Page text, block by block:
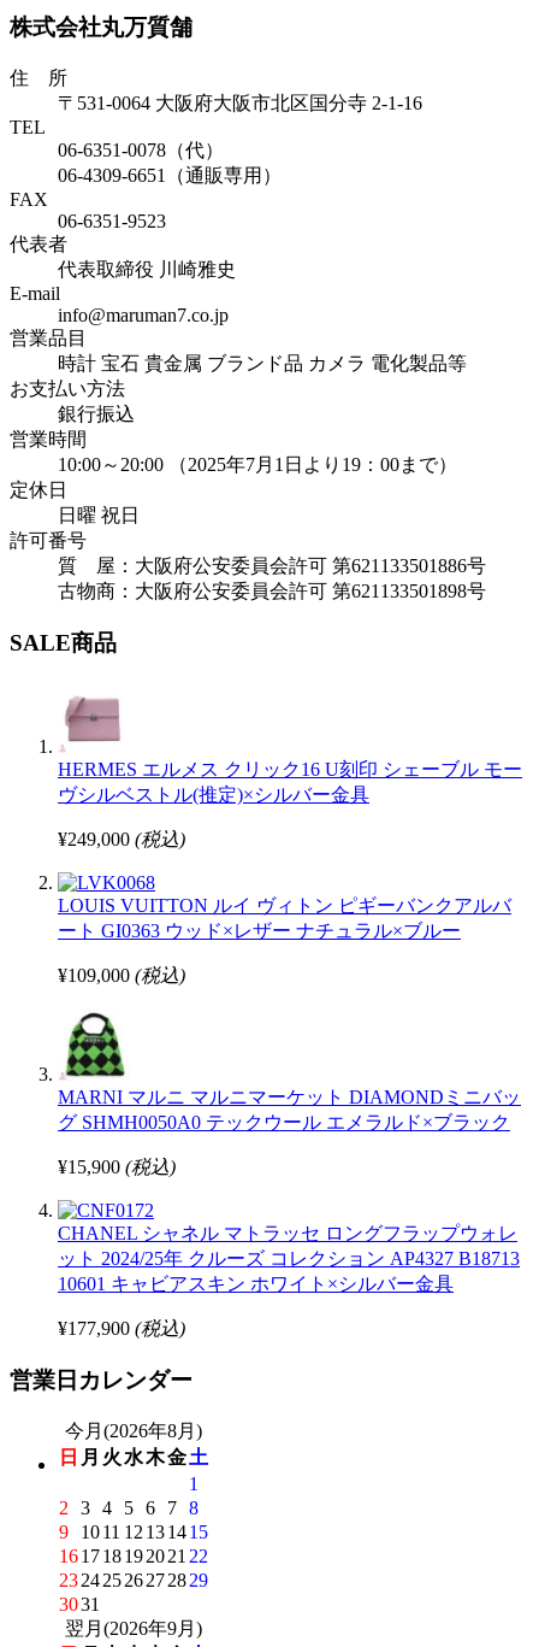
株式会社丸万質舗
住 所
〒531-0064 大阪府大阪市北区国分寺 2-1-16
TEL
06-6351-0078（代）
06-4309-6651（通販専用）
FAX
06-6351-9523
代表者
代表取締役 川崎雅史
E-mail
info@maruman7.co.jp
営業品目
時計 宝石 貴金属 ブランド品 カメラ 電化製品等
お支払い方法
銀行振込
営業時間
10:00～20:00 （2025年7月1日より19：00まで）
定休日
日曜 祝日
許可番号
質 屋：大阪府公安委員会許可 第621133501886号
古物商：大阪府公安委員会許可 第621133501898号
SALE商品
HERMES エルメス クリック16 U刻印 シェーブル モー
ヴシルベストル(推定)×シルバー金具
¥249,000 (税込)
LOUIS VUITTON ルイ ヴィトン ピギーバンクアルバ
ート GI0363 ウッド×レザー ナチュラル×ブルー
¥109,000 (税込)
MARNI マルニ マルニマーケット DIAMONDミニバッ
グ SHMH0050A0 テックウール エメラルド×ブラック
¥15,900 (税込)
CHANEL シャネル マトラッセ ロングフラップウォレ
ット 2024/25年 クルーズ コレクション AP4327 B18713
10601 キャビアスキン ホワイト×シルバー金具
¥177,900 (税込)
営業日カレンダー
今月(2026年8月)
日 月 火 水木金土
1
2
3 4 5 6 7 8
9
1011 12 131415
161718192021 22
23242526272829
3031
翌月(2026年9月)